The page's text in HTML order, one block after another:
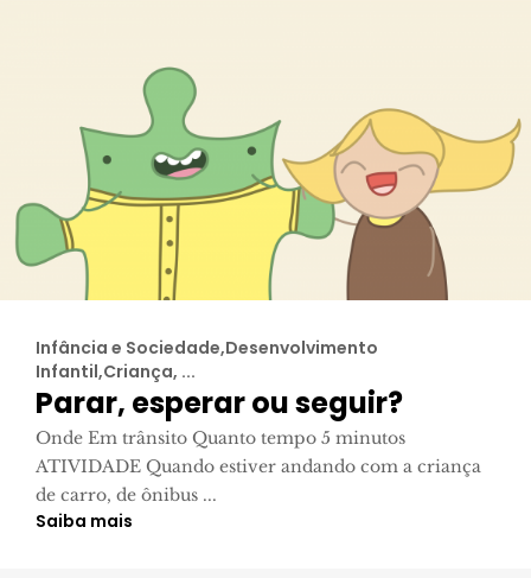
Infância e Sociedade,Desenvolvimento
Infantil,Criança, ...
Parar, esperar ou seguir?
Onde Em trânsito Quanto tempo 5 minutos
ATIVIDADE Quando estiver andando com a criança
de carro, de ônibus ...
Saiba mais